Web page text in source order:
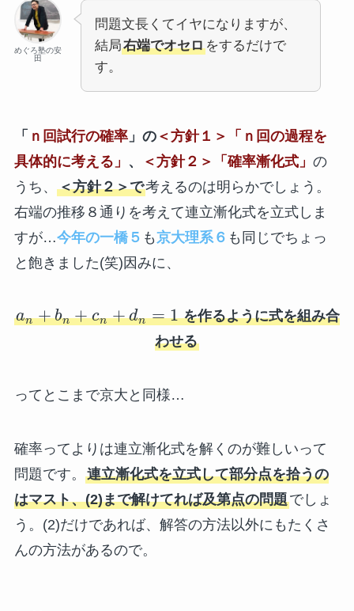
めぐろ塾の安
田
問題文長くてイヤになりますが、
結局右端でオセロをするだけで
す。
「 ｎ回試行の確率」の＜方針１＞「ｎ回の過程を
具体的に考える」 、 ＜方針２＞「確率漸化式」 の
うち、 ＜方針２＞で考えるのは明らかでしょう。
右端の推移８通りを考えて連立漸化式を立式しま
すが…今年の一橋５ も京大理系６ も同じでちょっ
と飽きました(笑)因みに、
an + bn + cn + dn = 1を作るように式を組み合
わせる
ってとこまで京大と同様…
確率ってよりは連立漸化式を解くのが難しいって
問題です。 連立漸化式を立式して部分点を拾うの
はマスト、(2)まで解けてれば及第点の問題でしょ
う。(2)だけであれば、解答の方法以外にもたくさ
んの方法があるので。